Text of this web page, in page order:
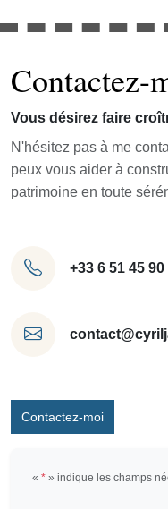
Contactez-
Vous désirez faire
N'hésitez pas à me
peux vous aider à
patrimoine en toute
+33 6 51 45
Contactez-moi
« * » indique les champs